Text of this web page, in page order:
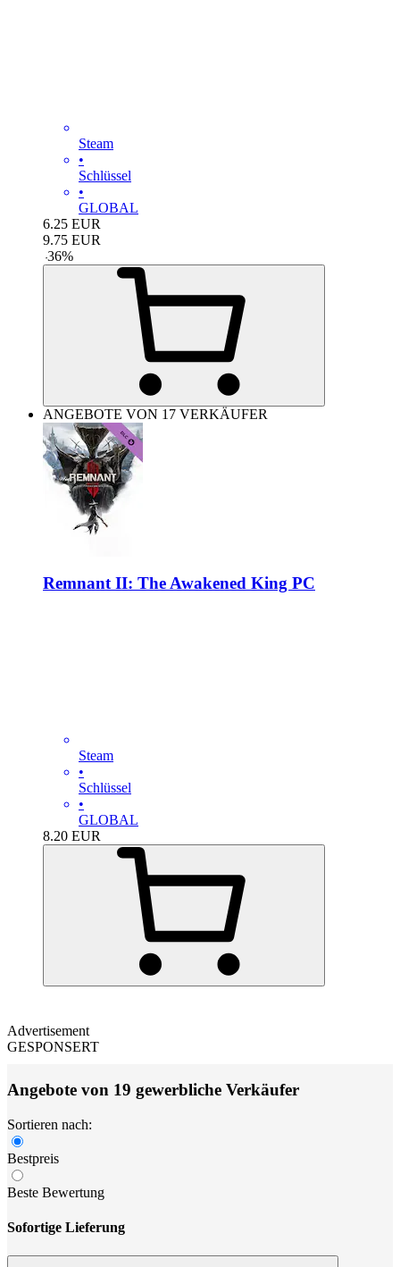
Steam
•
Schlüssel
•
GLOBAL
6.25 EUR
9.75 EUR
-36%
ANGEBOTE VON 17 VERKÄUFER
Remnant II: The Awakened King PC
Steam
•
Schlüssel
•
GLOBAL
8.20 EUR
Advertisement
GESPONSERT
Angebote von 19 gewerbliche Verkäufer
Sortieren nach:
Bestpreis
Beste Bewertung
Sofortige Lieferung